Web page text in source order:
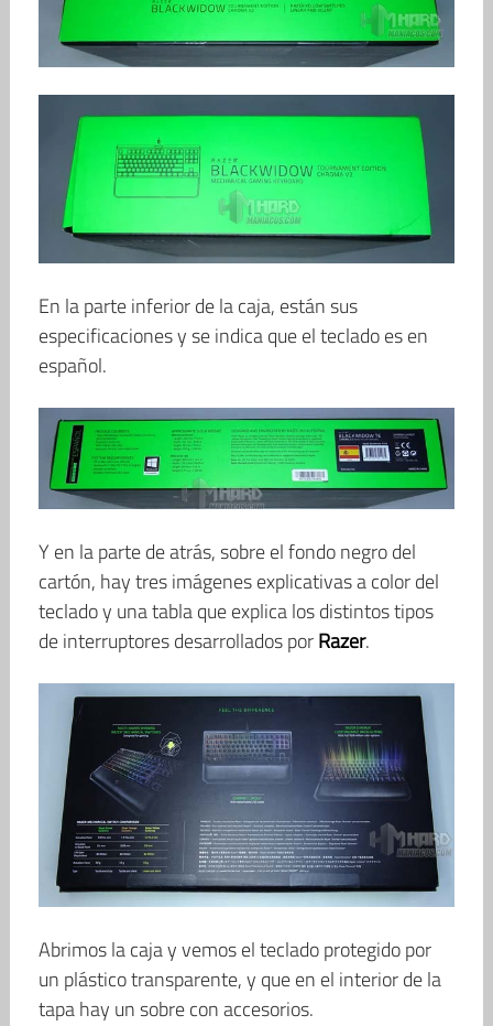
En la parte inferior de la caja, están sus
especificaciones y se indica que el teclado es en
español.
Y en la parte de atrás, sobre el fondo negro del
cartón, hay tres imágenes explicativas a color del
teclado y una tabla que explica los distintos tipos
de interruptores desarrollados porRazer.
Abrimos la caja y vemos el teclado protegido por
un plástico transparente, y que en el interior de la
tapa hay un sobre con accesorios.